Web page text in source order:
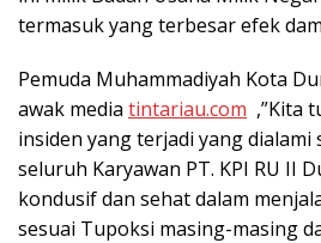
termasuk yang terbesar efek
Pemuda Muhammadiyah Kota
awak media tintariau.com ,”Kita
insiden yang terjadi yang dialami
seluruh Karyawan PT. KPI RU II
kondusif dan sehat dalam
sesuai Tupoksi masing-masing